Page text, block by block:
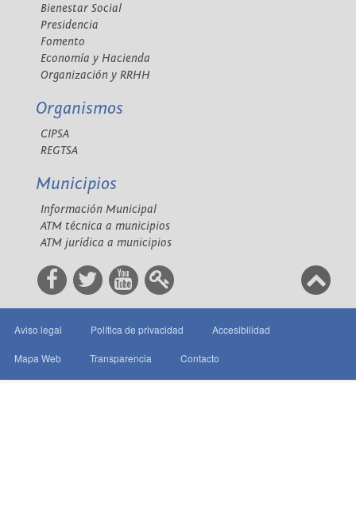
Bienestar Social
Presidencia
Fomento
Economía y Hacienda
Organización y RRHH
Organismos
CIPSA
REGTSA
Municipios
Información Municipal
ATM técnica a municipios
ATM jurídica a municipios
Aviso legal Política de privacidad Accesibilidad
Mapa Web Transparencia Contacto